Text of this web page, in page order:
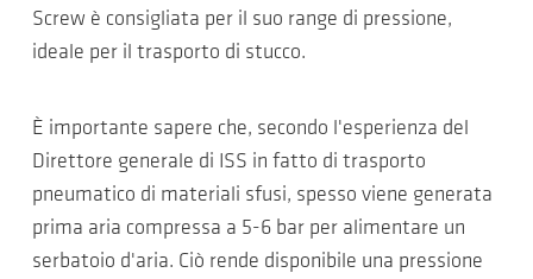
Screw è consigliata per il suo range di pressione,
ideale per il trasporto di stucco.
È importante sapere che, secondo l'esperienza del
Direttore generale di ISS in fatto di trasporto
pneumatico di materiali sfusi, spesso viene generata
prima aria compressa a 5-6 bar per alimentare un
serbatoio d'aria. Ciò rende disponibile una pressione